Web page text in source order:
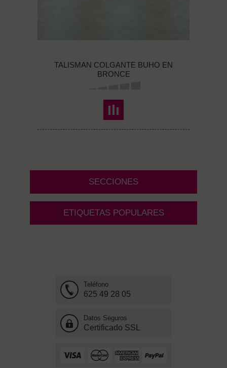
TALISMAN COLGANTE BUHO EN
BRONCE
SECCIONES
ETIQUETAS POPULARES
Teléfono
625 49 28 05
Datos Seguros
Certificado SSL